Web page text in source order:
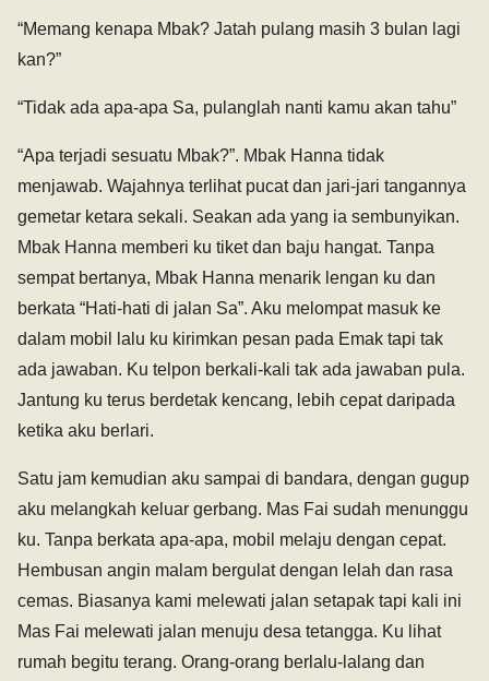
“Memang kenapa Mbak? Jatah pulang masih 3 bulan lagi
kan?”
“Tidak ada apa-apa Sa, pulanglah nanti kamu akan tahu”
“Apa terjadi sesuatu Mbak?”. Mbak Hanna tidak
menjawab. Wajahnya terlihat pucat dan jari-jari tangannya
gemetar ketara sekali. Seakan ada yang ia sembunyikan.
Mbak Hanna memberi ku tiket dan baju hangat. Tanpa
sempat bertanya, Mbak Hanna menarik lengan ku dan
berkata “Hati-hati di jalan Sa”. Aku melompat masuk ke
dalam mobil lalu ku kirimkan pesan pada Emak tapi tak
ada jawaban. Ku telpon berkali-kali tak ada jawaban pula.
Jantung ku terus berdetak kencang, lebih cepat daripada
ketika aku berlari.
Satu jam kemudian aku sampai di bandara, dengan gugup
aku melangkah keluar gerbang. Mas Fai sudah menunggu
ku. Tanpa berkata apa-apa, mobil melaju dengan cepat.
Hembusan angin malam bergulat dengan lelah dan rasa
cemas. Biasanya kami melewati jalan setapak tapi kali ini
Mas Fai melewati jalan menuju desa tetangga. Ku lihat
rumah begitu terang. Orang-orang berlalu-lalang dan